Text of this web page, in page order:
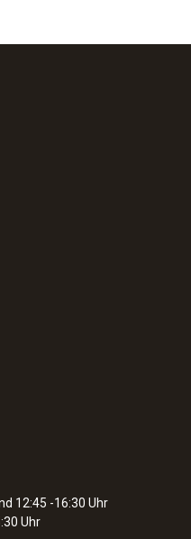
12:45 -16:30 Uhr
Uhr